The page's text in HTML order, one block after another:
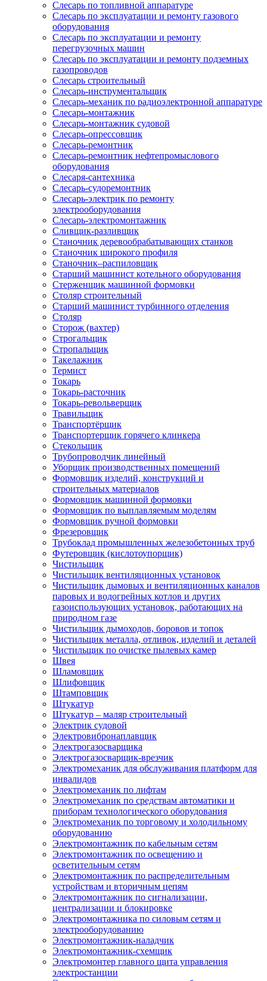
Слесарь по топливной аппаратуре
Слесарь по эксплуатации и ремонту газового
оборудования
Слесарь по эксплуатации и ремонту
перегрузочных машин
Слесарь по эксплуатации и ремонту подземных
газопроводов
Слесарь строительный
Слесарь-инструментальщик
Слесарь-механик по радиоэлектронной аппаратуре
Слесарь-монтажник
Слесарь-монтажник судовой
Слесарь-опрессовщик
Слесарь-ремонтник
Слесарь-ремонтник нефтепромыслового
оборудования
Слесаря-сантехника
Слесарь-судоремонтник
Слесарь-электрик по ремонту
электрооборудования
Слесарь-электромонтажник
Сливщик-разливщик
Станочник деревообрабатывающих станков
Станочник широкого профиля
Станочник–распиловщик
Старший машинист котельного оборудования
Стерженщик машинной формовки
Столяр строительный
Старший машинист турбинного отделения
Столяр
Сторож (вахтер)
Строгальщик
Стропальщик
Такелажник
Термист
Токарь
Токарь-расточник
Токарь-револьверщик
Травильщик
Транспортёрщик
Транспортерщик горячего клинкера
Стекольщик
Трубопроводчик линейный
Уборщик производственных помещений
Формовщик изделий, конструкций и
строительных материалов
Формовщик машинной формовки
Формовщик по выплавляемым моделям
Формовщик ручной формовки
Фрезеровщик
Трубоклад промышленных железобетонных труб
Футеровщик (кислотоупорщик)
Чистильщик
Чистильщик вентиляционных установок
Чистильщик дымовых и вентиляционных каналов
паровых и водогрейных котлов и других
газоиспользующих установок, работающих на
природном газе
Чистильщик дымоходов, боровов и топок
Чистильщик металла, отливок, изделий и деталей
Чистильщик по очистке пылевых камер
Швея
Шламовщик
Шлифовщик
Штамповщик
Штукатур
Штукатур – маляр строительный
Электрик судовой
Электровибронаплавщик
Электрогазосварщика
Электрогазосварщик-врезчик
Электромеханик для обслуживания платформ для
инвалидов
Электромеханик по лифтам
Электромеханик по средствам автоматики и
приборам технологического оборудования
Электромеханик по торговому и холодильному
оборудованию
Электромонтажник по кабельным сетям
Электромонтажник по освещению и
осветительным сетям
Электромонтажник по распределительным
устройствам и вторичным цепям
Электромонтажник по сигнализации,
централизации и блокировке
Электромонтажника по силовым сетям и
электрооборудованию
Электромонтажник-наладчик
Электромонтажник-схемщик
Электромонтер главного щита управления
электростанции